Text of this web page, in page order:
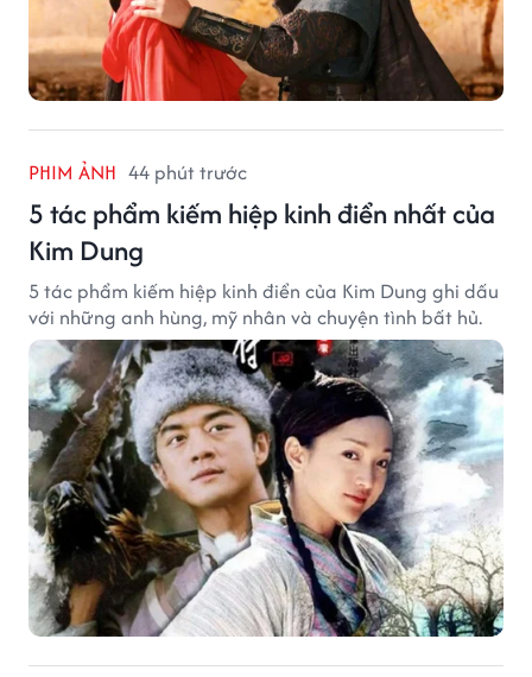
PHIM ẢNH 44 phút trước
5 tác phẩm kiếm hiệp kinh điển nhất của
Kim Dung
5 tác phẩm kiếm hiệp kinh điển của Kim Dung ghi dấu
với những anh hùng, mỹ nhân và chuyện tình bất hủ.